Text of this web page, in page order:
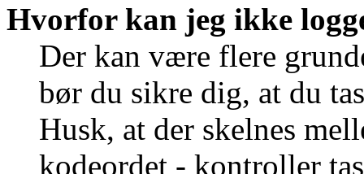
Hvorfor kan jeg ikke
Der kan være flere
bør du sikre dig, at du
Husk, at der skelnes
kodeordet - kontroller